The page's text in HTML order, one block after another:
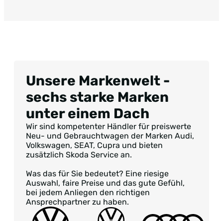
Unsere Markenwelt -
sechs starke Marken
unter einem Dach
Wir sind kompetenter Händler für preiswerte
Neu- und Gebrauchtwagen der Marken Audi,
Volkswagen, SEAT, Cupra und bieten
zusätzlich Skoda Service an.
Was das für Sie bedeutet? Eine riesige
Auswahl, faire Preise und das gute Gefühl,
bei jedem Anliegen den richtigen
Ansprechpartner zu haben.